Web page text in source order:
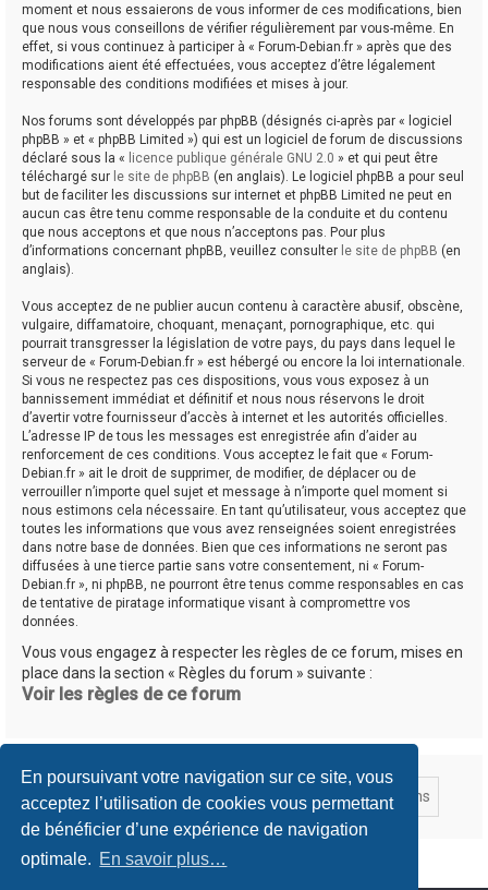
En poursuivant votre navigation sur ce site, vous
acceptez l’utilisation de cookies vous permettant
de bénéficier d’une expérience de navigation
optimale. En savoir plus…
moment et nous essaierons de vous informer de ces modifications, bien
que nous vous conseillons de vérifier régulièrement par vous-même. En
effet, si vous continuez à participer à « Forum-Debian.fr » après que des
modifications aient été effectuées, vous acceptez d’être légalement
responsable des conditions modifiées et mises à jour.
Nos forums sont développés par phpBB (désignés ci-après par « logiciel
phpBB » et « phpBB Limited ») qui est un logiciel de forum de discussions
déclaré sous la « licence publique générale GNU 2.0 » et qui peut être
téléchargé sur le site de phpBB (en anglais). Le logiciel phpBB a pour seul
but de faciliter les discussions sur internet et phpBB Limited ne peut en
aucun cas être tenu comme responsable de la conduite et du contenu
que nous acceptons et que nous n’acceptons pas. Pour plus
d’informations concernant phpBB, veuillez consulter le site de phpBB (en
anglais).
Vous acceptez de ne publier aucun contenu à caractère abusif, obscène,
vulgaire, diffamatoire, choquant, menaçant, pornographique, etc. qui
pourrait transgresser la législation de votre pays, du pays dans lequel le
serveur de « Forum-Debian.fr » est hébergé ou encore la loi internationale.
Si vous ne respectez pas ces dispositions, vous vous exposez à un
bannissement immédiat et définitif et nous nous réservons le droit
d’avertir votre fournisseur d’accès à internet et les autorités officielles.
L’adresse IP de tous les messages est enregistrée afin d’aider au
renforcement de ces conditions. Vous acceptez le fait que « Forum-
Debian.fr » ait le droit de supprimer, de modifier, de déplacer ou de
verrouiller n’importe quel sujet et message à n’importe quel moment si
nous estimons cela nécessaire. En tant qu’utilisateur, vous acceptez que
toutes les informations que vous avez renseignées soient enregistrées
dans notre base de données. Bien que ces informations ne seront pas
diffusées à une tierce partie sans votre consentement, ni « Forum-
Debian.fr », ni phpBB, ne pourront être tenus comme responsables en cas
de tentative de piratage informatique visant à compromettre vos
données.
Vous vous engagez à respecter les règles de ce forum, mises en
place dans la section « Règles du forum » suivante :
Voir les règles de ce forum